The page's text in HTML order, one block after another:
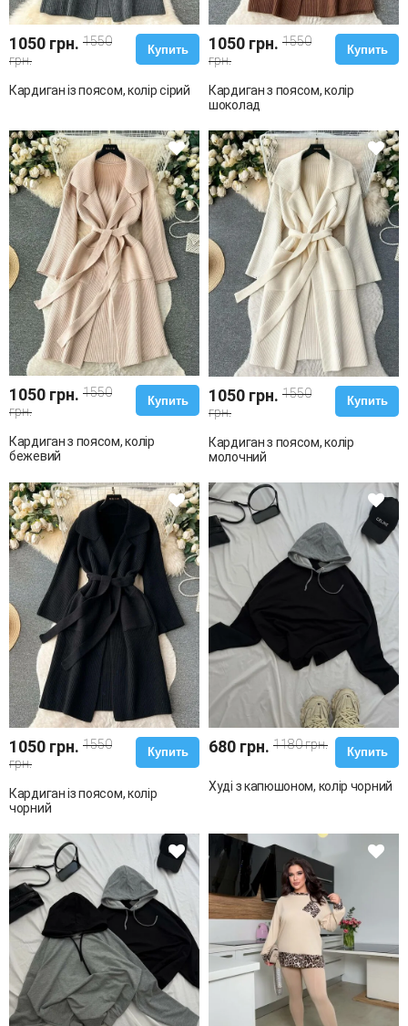
1050 грн. 1550
грн.
Купить
Кардиган із поясом, колір сірий
1050 грн. 1550
грн.
Купить
Кардиган з поясом, колір
шоколад
1050 грн. 1550
грн.
Купить
Кардиган з поясом, колір
бежевий
1050 грн. 1550
грн.
Купить
Кардиган з поясом, колір
молочний
1050 грн. 1550
грн.
Купить
Кардиган із поясом, колір
чорний
680 грн. 1180 грн.
Купить
Худі з капюшоном, колір чорний